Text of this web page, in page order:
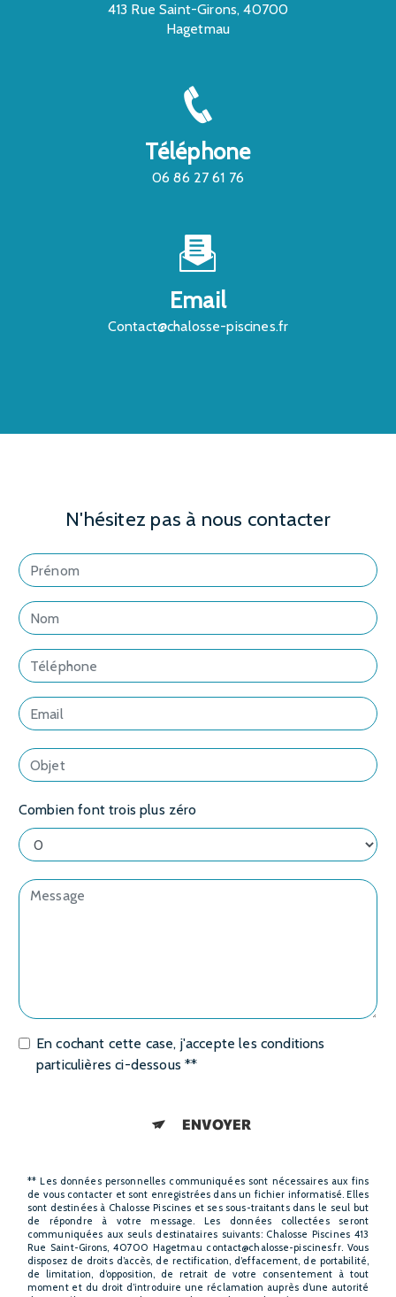
413 Rue Saint-Girons, 40700
Hagetmau
Téléphone
06 86 27 61 76
Email
contact@chalosse-piscines.fr
N'hésitez pas à nous contacter
Combien font trois plus zéro
En cochant cette case, j'accepte les conditions
particulières ci-dessous **
ENVOYER
** Les données personnelles communiquées sont nécessaires aux fins
de vous contacter et sont enregistrées dans un fichier informatisé. Elles
sont destinées à Chalosse Piscines et ses sous-traitants dans le seul but
de répondre à votre message. Les données collectées seront
communiquées aux seuls destinataires suivants: Chalosse Piscines 413
Rue Saint-Girons, 40700 Hagetmau contact@chalosse-piscines.fr. Vous
disposez de droits d’accès, de rectification, d’effacement, de portabilité,
de limitation, d’opposition, de retrait de votre consentement à tout
moment et du droit d’introduire une réclamation auprès d’une autorité